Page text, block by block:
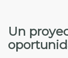
Un